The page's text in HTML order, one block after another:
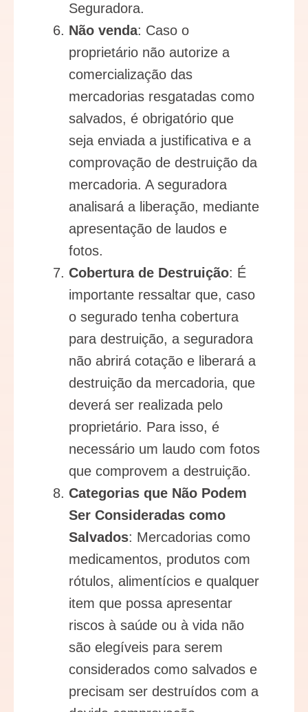
Seguradora.
Não venda: Caso o
proprietário não autorize a
comercialização das
mercadorias resgatadas como
salvados, é obrigatório que
seja enviada a justificativa e a
comprovação de destruição da
mercadoria. A seguradora
analisará a liberação, mediante
apresentação de laudos e
fotos.
Cobertura de Destruição: É
importante ressaltar que, caso
o segurado tenha cobertura
para destruição, a seguradora
não abrirá cotação e liberará a
destruição da mercadoria, que
deverá ser realizada pelo
proprietário. Para isso, é
necessário um laudo com fotos
que comprovem a destruição.
Categorias que Não Podem
Ser Consideradas como
Salvados: Mercadorias como
medicamentos, produtos com
rótulos, alimentícios e qualquer
item que possa apresentar
riscos à saúde ou à vida não
são elegíveis para serem
considerados como salvados e
precisam ser destruídos com a